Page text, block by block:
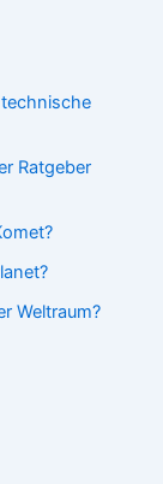
Ratgeber
Weltraum?